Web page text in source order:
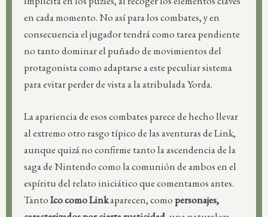
en cada momento. No así para los combates, y en
consecuencia el jugador tendrá como tarea pendiente
no tanto dominar el puñado de movimientos del
protagonista como adaptarse a este peculiar sistema
para evitar perder de vista a la atribulada Yorda.
La apariencia de esos combates parece de hecho llevar
al extremo otro rasgo típico de las aventuras de Link,
aunque quizá no confirme tanto la ascendencia de la
saga de Nintendo como la comunión de ambos en el
espíritu del relato iniciático que comentamos antes.
TantoIco como Linkaparecen, como personajes,